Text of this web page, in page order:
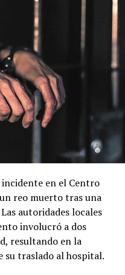
incidente en el Centro
reo muerto tras una
autoridades locales
involucró a dos
resultando en la
su traslado al hospital.